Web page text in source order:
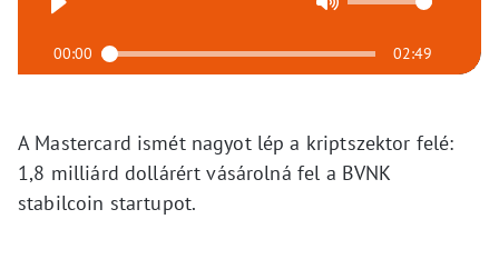
00:00 02:49
A Mastercard ismét nagyot lép a kriptszektor felé:
1,8 milliárd dollárért vásárolná fel a BVNK
stabilcoin startupot.